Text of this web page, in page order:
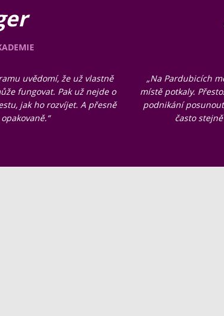
uvědomí, že už vlastně
fungovat. Pak už nejde o
jak ho rozvíjet. A přesně
„Na Pardubicích
místě potkaly.
podnikání
často